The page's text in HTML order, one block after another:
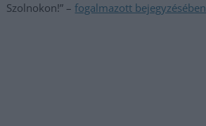
Szolnokon!” –fogalmazott bejegyzésében